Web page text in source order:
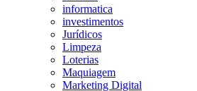
informatica
investimentos
Jurídicos
Limpeza
Loterias
Maquiagem
Marketing Digital